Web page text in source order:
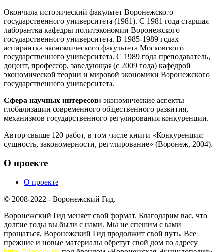
Окончила исторический факультет Воронежского
государственного университета (1981). С 1981 года старшая
лаборантка кафедры политэкономии Воронежского
государственного университета. В 1985-1989 годах
аспирантка экономического факультета Московского
государственного университета. С 1989 года преподаватель,
доцент, профессор, заведующая (с 2009 года) кафедрой
экономической теории и мировой экономики Воронежского
государственного университета.
Сфера научных интересов: экономические аспекты
глобализации современного общественного развития,
механизмов государственного регулирования конкуренции.
Автор свыше 120 работ, в том числе книги «Конкуренция:
сущность, закономерности, регулирование» (Воронеж, 2004).
О проекте
О проекте
© 2008-2022 - Воронежский Гид.
Воронежский Гид меняет свой формат. Благодарим вас, что
долгие годы вы были с нами. Мы не спешим с вами
прощаться, Воронежский Гид продолжит свой путь. Все
прежние и новые материалы обретут свой дом по адресу